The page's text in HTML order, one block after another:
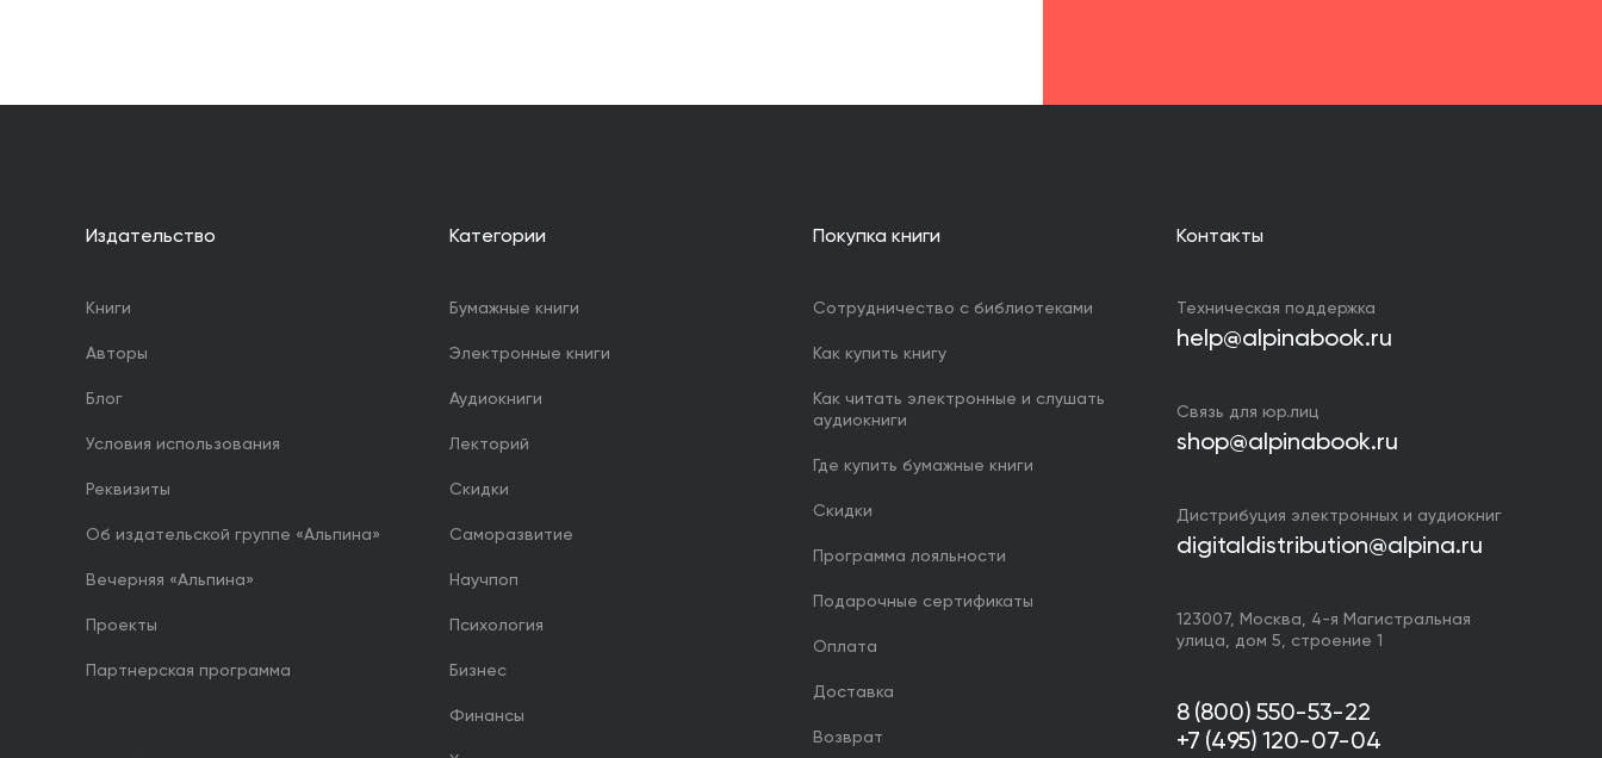
Издательство
Книги
Авторы
Блог
Условия использования
Реквизиты
Об издательской группе «Альпина»
Вечерняя «Альпина»
Проекты
Партнерская программа
Категории
Бумажные книги
Электронные книги
Аудиокниги
Лекторий
Скидки
Саморазвитие
Научпоп
Психология
Бизнес
Финансы
Покупка книги
Сотрудничество с библиотеками
Как купить книгу
Как читать электронные и слушать
аудиокниги
Где купить бумажные книги
Скидки
Программа лояльности
Подарочные сертификаты
Оплата
Доставка
Возврат
Контакты
Техническая поддержка
help@alpinabook.ru
Связь для юр.лиц
shop@alpinabook.ru
Дистрибуция электронных и аудиокниг
digitaldistribution@alpina.ru
123007, Москва, 4-я Магистральная
улица, дом 5, строение 1
8 (800) 550-53-22
+7 (495) 120-07-04